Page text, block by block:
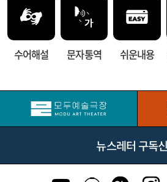
수어해설 문자 통역 쉬운내용
뉴스레터 구독